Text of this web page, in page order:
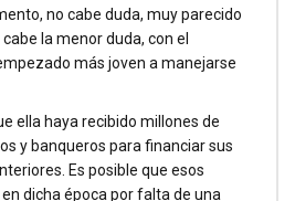
no cabe duda, muy parecido
la menor duda, con el
más joven a manejarse
ella haya recibido millones de
y banqueros para financiar sus
Es posible que esos
dicha época por falta de una